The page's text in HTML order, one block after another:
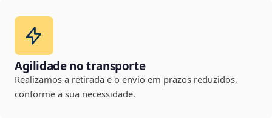
Agilidade no transporte
Realizamos a retirada e o envio em prazos reduzidos,
conforme a sua necessidade.